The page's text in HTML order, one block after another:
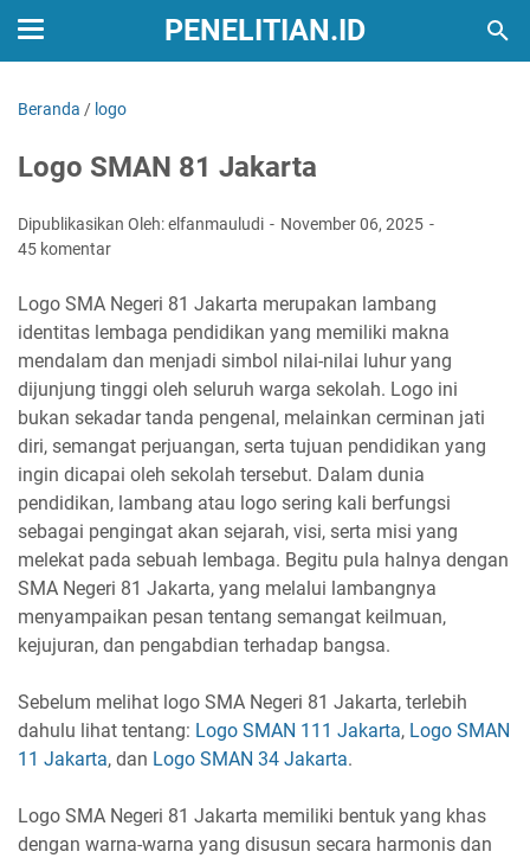
PENELITIAN.ID
Beranda / logo
Logo SMAN 81 Jakarta
Dipublikasikan Oleh: elfanmauludi
November 06, 2025
45 komentar
Logo SMA Negeri 81 Jakarta merupakan lambang
identitas lembaga pendidikan yang memiliki makna
mendalam dan menjadi simbol nilai-nilai luhur yang
dijunjung tinggi oleh seluruh warga sekolah. Logo ini
bukan sekadar tanda pengenal, melainkan cerminan jati
diri, semangat perjuangan, serta tujuan pendidikan yang
ingin dicapai oleh sekolah tersebut. Dalam dunia
pendidikan, lambang atau logo sering kali berfungsi
sebagai pengingat akan sejarah, visi, serta misi yang
melekat pada sebuah lembaga. Begitu pula halnya dengan
SMA Negeri 81 Jakarta, yang melalui lambangnya
menyampaikan pesan tentang semangat keilmuan,
kejujuran, dan pengabdian terhadap bangsa.
Sebelum melihat logo SMA Negeri 81 Jakarta, terlebih
dahulu lihat tentang: Logo SMAN 111 Jakarta, Logo SMAN
11 Jakarta, dan Logo SMAN 34 Jakarta.
Logo SMA Negeri 81 Jakarta memiliki bentuk yang khas
dengan warna-warna yang disusun secara harmonis dan